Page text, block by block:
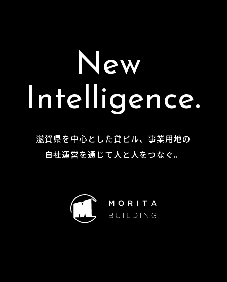
New
Intelligence.
滋賀県を中心と し た貸 ビル、 事業用地の
自社運営を通 じて人と人をつな ぐ。